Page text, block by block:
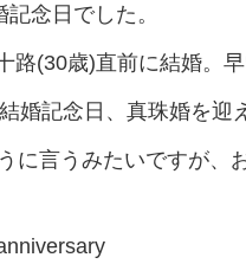
念日でした。
路(30歳)直前に結婚。
婚記念日、真珠婚を迎
に言うみたいですが、